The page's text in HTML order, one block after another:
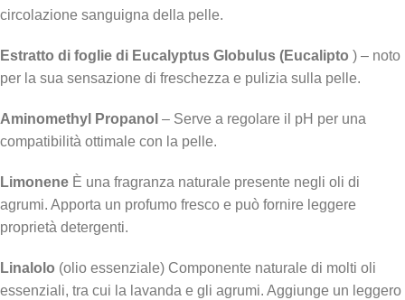
circolazione sanguigna della pelle.
Estratto di foglie di Eucalyptus Globulus (Eucalipto ) – noto
per la sua sensazione di freschezza e pulizia sulla pelle.
Aminomethyl Propanol – Serve a regolare il pH per una
compatibilità ottimale con la pelle.
Limonene È una fragranza naturale presente negli oli di
agrumi. Apporta un profumo fresco e può fornire leggere
proprietà detergenti.
Linalolo (olio essenziale) Componente naturale di molti oli
essenziali, tra cui la lavanda e gli agrumi. Aggiunge un leggero